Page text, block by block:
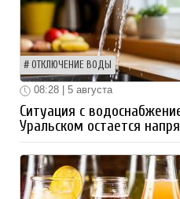
ОТКЛЮЧЕНИЕ ВОДЫ
08:28 | 5 августа
Ситуация с
Уральском остается